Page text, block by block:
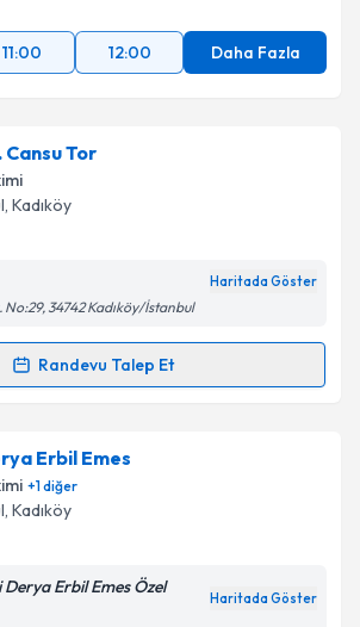
11:00 12:00 Daha Fazla
Cansu Tor
, Kadıköy
Haritada Göster
No:29, 34742 Kadıköy/İstanbul
Randevu Talep Et
Talebi
Toriçin randevu takvimi talebi
bu uzmandan randevu almanız için bir
e-posta ile bilgilendireceğiz.
Erbil Emes
+1diğer
, Kadıköy
Erbil Emes Özel
Haritada Göster